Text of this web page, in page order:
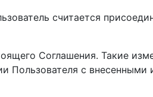
считается
Соглашения. Такие
с внесенными